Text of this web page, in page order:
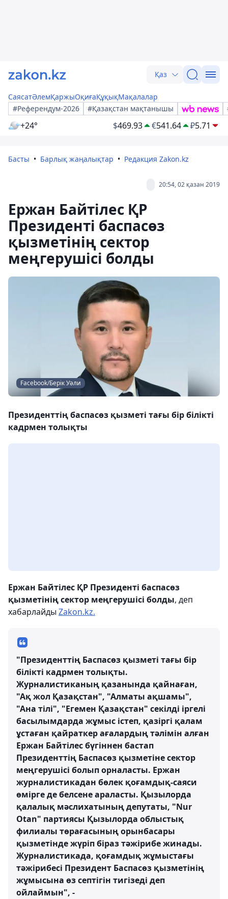
Қаз
СаясатӘлемҚаржыОқиғаҚұқықМақалалар
#Референдум-2026
#Қазақстан мақтанышы
+24° $469.93 €541.64 ₽5.71
Басты Барлық жаңалықтар Редакция Zakon.kz
20:54, 02 қазан 2019
Ержан Байтілес ҚР
Президенті баспасөз
қызметінің сектор
меңгерушісі болды
Facebook/Берік Уәли
Президенттің баспасөз қызметі тағы бір білікті
кадрмен толықты
Ержан Байтілес ҚР Президенті баспасөз
қызметінің сектор меңгерушісі болды, деп
хабарлайды Zakon.kz.
"Президенттің Баспасөз қызметі тағы бір
білікті кадрмен толықты.
Журналистиканың қазанында қайнаған,
"Ақ жол Қазақстан", "Алматы ақшамы",
"Ана тілі", "Егемен Қазақстан" секілді іргелі
басылымдарда жұмыс істеп, қазіргі қалам
ұстаған қайраткер ағалардың тәлімін алған
Ержан Байтілес бүгіннен бастап
Президенттің Баспасөз қызметіне сектор
меңгерушісі болып орналасты. Ержан
журналистикадан бөлек қоғамдық-саяси
өмірге де белсене араласты. Қызылорда
қалалық мәслихатының депутаты, "Nur
Otan" партиясы Қызылорда облыстық
филиалы төрағасының орынбасары
қызметінде жүріп біраз тәжірибе жинады.
Журналистикада, қоғамдық жұмыстағы
тәжірибесі Президент Баспасөз қызметінің
жұмысына өз септігін тигізеді деп
ойлаймын", -